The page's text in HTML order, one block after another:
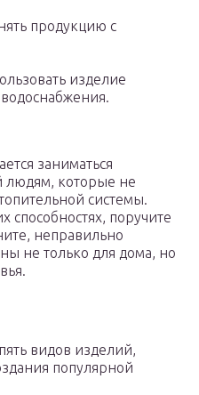
продукцию с
изделие
заниматься
людям, которые не
системы.
способностях, поручите
неправильно
не только для дома, но
видов изделий,
популярной